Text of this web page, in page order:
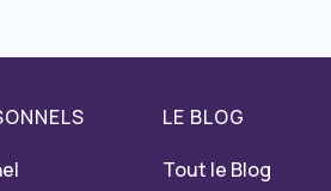
LE BLOG
Tout le Blog